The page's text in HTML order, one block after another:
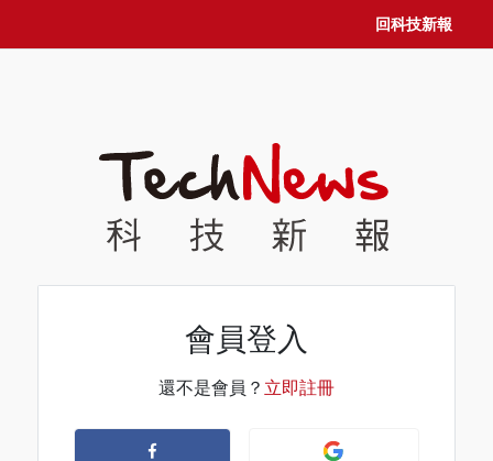
回科技新報
會員登入
還不是會員？ 立即註冊